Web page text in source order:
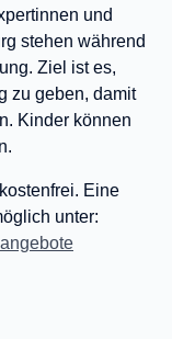
und
stehen während
Ziel ist es,
zu geben, damit
Kinder können
Eine
unter: